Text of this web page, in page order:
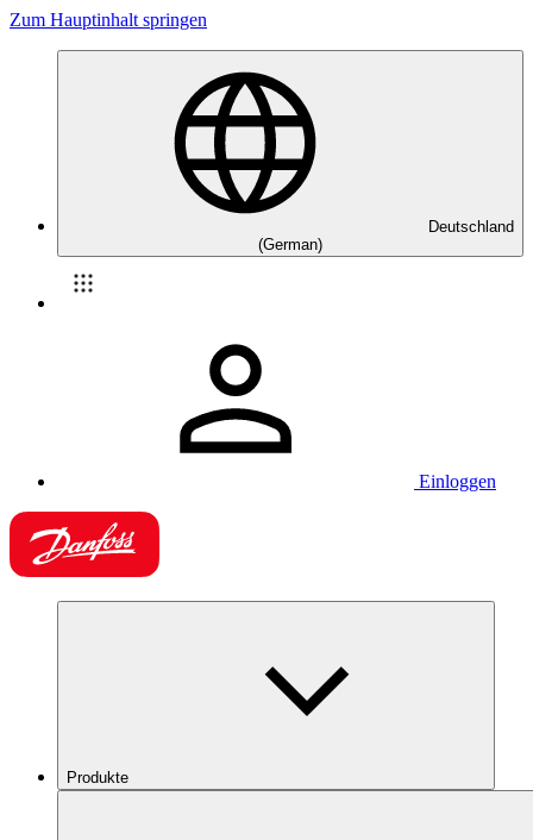
Zum Hauptinhalt springen
Deutschland
(German)
Einloggen
Produkte